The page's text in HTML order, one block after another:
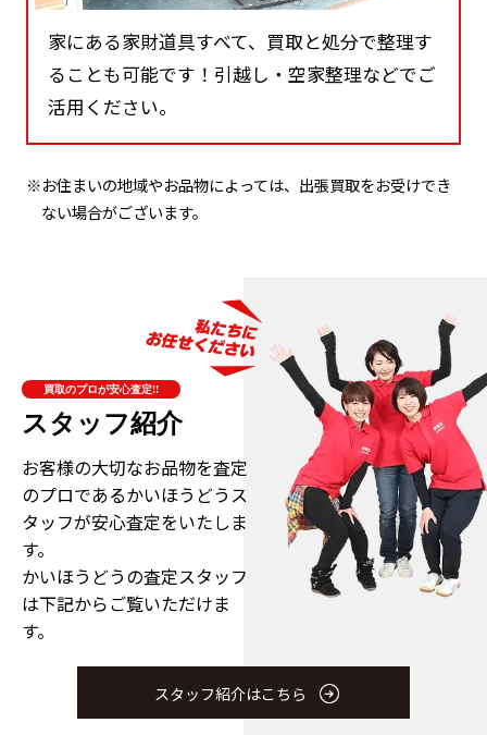
家にある家財道具すべて、買取と処分で整理す
ることも可能です！引越し・空家整理などでご
活用ください。
※お住まいの地域やお品物によっては、出張買取をお受けでき
ない場合がございます。
買取のプロが安心査定!!
スタッフ紹介
お客様の大切なお品物を査定
のプロであるかいほうどうス
タッフが安心査定をいたしま
す。
かいほうどうの査定スタッフ
は下記からご覧いただけま
す。
スタッフ紹介はこちら